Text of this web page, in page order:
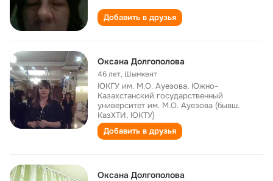
Добавить в друзья
Оксана Долгополова
46 лет, Шымкент
ЮКГУ им. М.О. Ауезова, Южно-
Казахстанский государственный
университет им. М.О. Ауезова (бывш.
КазХТИ, ЮКТУ)
Добавить в друзья
Оксана Долгополова